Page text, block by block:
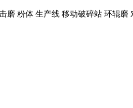
粉体 生产线 移动破碎站 环辊磨